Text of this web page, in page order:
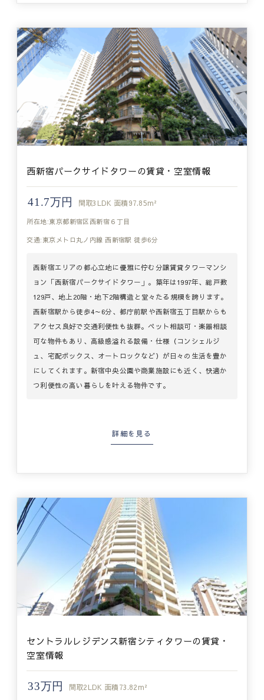
西新宿パークサイドタワーの賃貸・空室情報
41.7万円 間取3LDK 面積97.85m²
所在地:東京都新宿区西新宿６丁目
交通:東京メトロ丸ノ内線 西新宿駅 徒歩6分
西新宿エリアの都心立地に優雅に佇む分譲賃貸タワーマンシ
ョン「西新宿パークサイドタワー」。築年は1997年、総戸数
129戸、地上20階・地下2階構造と堂々たる規模を誇ります。
西新宿駅から徒歩4～6分、都庁前駅や西新宿五丁目駅からも
アクセス良好で交通利便性も抜群。ペット相談可・楽器相談
可な物件もあり、高級感溢れる設備・仕様（コンシェルジ
ュ、宅配ボックス、オートロックなど）が日々の生活を豊か
にしてくれます。新宿中央公園や商業施設にも近く、快適か
つ利便性の高い暮らしを叶える物件です。
詳細を見る
セントラルレジデンス新宿シティタワーの賃貸・
空室情報
33万円 間取2LDK 面積73.82m²